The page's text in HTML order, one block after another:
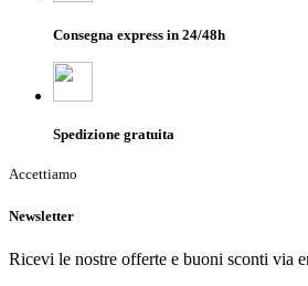
Consegna express in 24/48h
Spedizione gratuita
Accettiamo
Newsletter
Ricevi le nostre offerte e buoni sconti via